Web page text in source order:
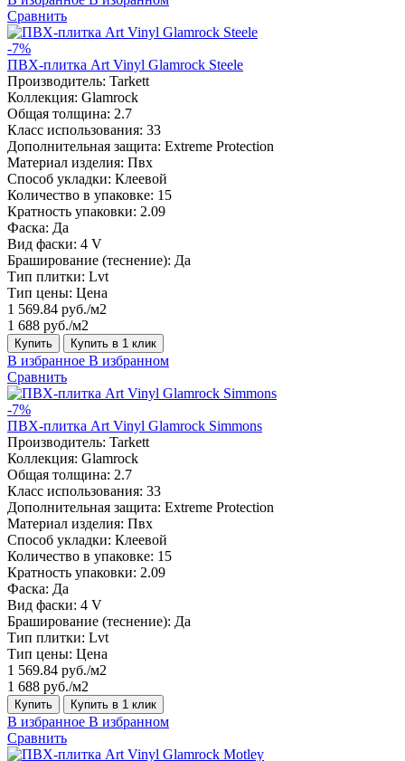
Сравнить
-7%
ПВХ-плитка Art Vinyl Glamrock Steele
Производитель: Tarkett
Коллекция: Glamrock
Общая толщина: 2.7
Класс использования: 33
Дополнительная защита: Extreme Protection
Материал изделия: Пвх
Способ укладки: Клеевой
Количество в упаковке: 15
Кратность упаковки: 2.09
Фаска: Да
Вид фаски: 4 V
Браширование (теснение): Да
Тип плитки: Lvt
Тип цены: Цена
1 569.84 руб./м2
1 688 руб./м2
Купить Купить в 1 клик
В избранное В избранном
Сравнить
-7%
ПВХ-плитка Art Vinyl Glamrock Simmons
Производитель: Tarkett
Коллекция: Glamrock
Общая толщина: 2.7
Класс использования: 33
Дополнительная защита: Extreme Protection
Материал изделия: Пвх
Способ укладки: Клеевой
Количество в упаковке: 15
Кратность упаковки: 2.09
Фаска: Да
Вид фаски: 4 V
Браширование (теснение): Да
Тип плитки: Lvt
Тип цены: Цена
1 569.84 руб./м2
1 688 руб./м2
Купить Купить в 1 клик
В избранное В избранном
Сравнить